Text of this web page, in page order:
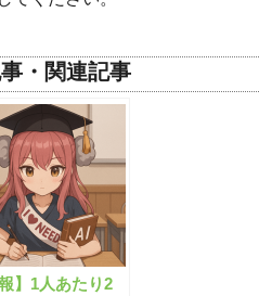
・関連記事
報】1人あたり2